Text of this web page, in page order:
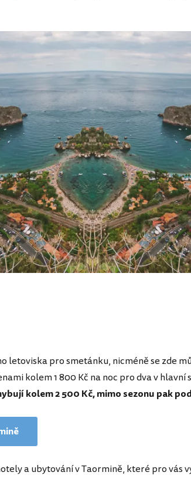
letoviska pro smetánku, nicméně se zde
kolem 1 800 Kč na noc pro dva v hlavní
kolem 2 500 Kč, mimo sezonu pak
a ubytování v Taormině, které pro vás